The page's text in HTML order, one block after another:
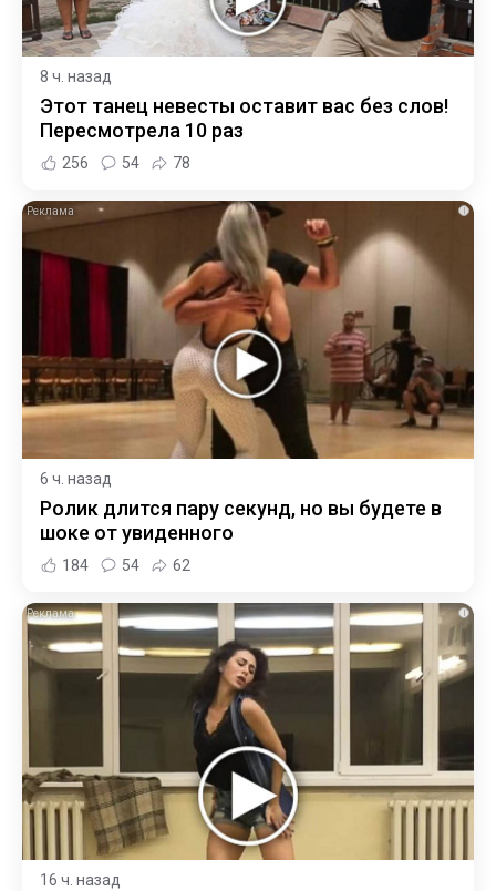
8 ч. назад
Этот танец невесты оставит вас без слов!
Пересмотрела 10 раз
256 54 78
i
6 ч. назад
Ролик длится пару секунд, но вы будете в
шоке от увиденного
184 54 62
i
16 ч. назад